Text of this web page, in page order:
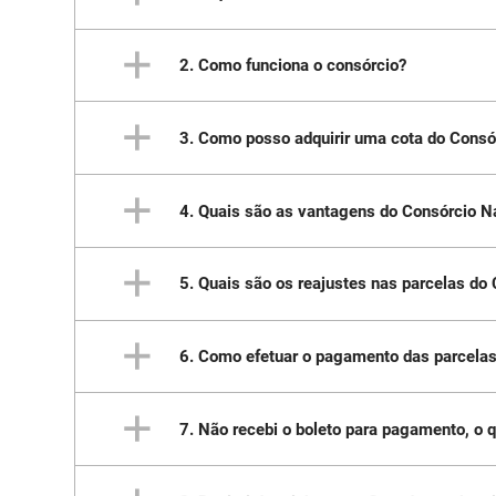
Consórcio é, basicamente, a reunião de
comum, em um prazo específico e com
2. Como funciona o consórcio?
O interessado entra em contato com a
dados pessoais. A concessionária, por
interessado. O cliente escolhe um
3. Como posso adquirir uma cota do
Para adquirir uma cota do Consórcio
4. Quais são as vantagens do Consórcio
Você não precisa pagar taxa de adesão;
Conta com a segurança e credibilidade
Lance diluído, que permite a diminuição
Serviços disponíveis pelo site, como
5. Quais são os reajustes nas parcelas do
As parcelas mensais são calculadas com
divulgados pela General Motors do Brasil.
6. Como efetuar o pagamento das
Os boletos de pagamento são enviados
mail sempre atualizado para evitar
7. Não recebi o boleto para pagamento, o